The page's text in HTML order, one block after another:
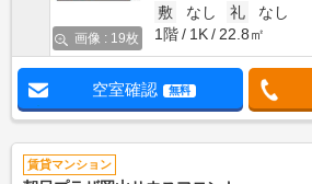
画像 : 19枚
敷
なし 礼
なし
1階
1K 22.8㎡
空室確認 無料
賃貸マンション